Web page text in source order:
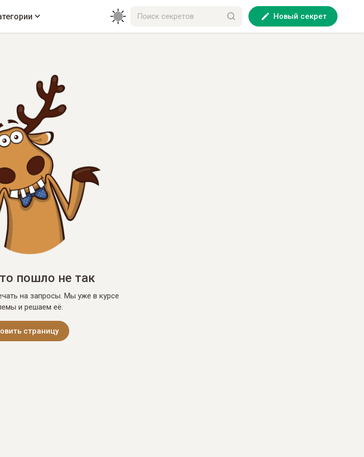
Новый секрет
пошло не так
на запросы. Мы уже в курсе
и решаем её.
страницу